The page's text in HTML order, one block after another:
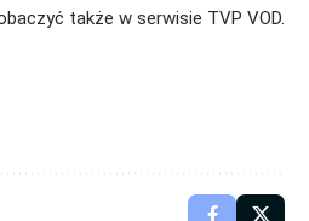
także w serwisie TVP VOD.